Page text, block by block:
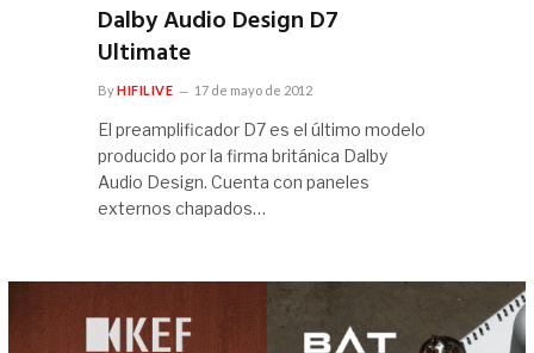
Dalby Audio Design D7
Ultimate
ByHIFILIVE 17 de mayo de 2012
El preamplificador D7 es el último modelo
producido por la firma británica Dalby
Audio Design. Cuenta con paneles
externos chapados…